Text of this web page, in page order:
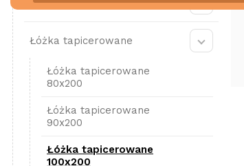
Łóżka drewniane
Łóżka tapicerowane
Łóżka tapicerowane
80x200
Łóżka tapicerowane
90x200
Łóżka tapicerowane
100x200